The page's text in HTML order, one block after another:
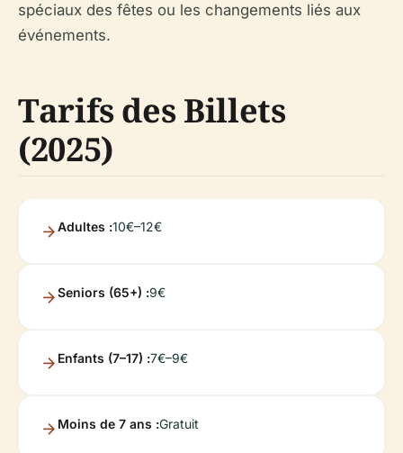
spéciaux des fêtes ou les changements liés aux
événements.
Tarifs des Billets
(2025)
Adultes :10€–12€
Seniors (65+) :9€
Enfants (7–17) :7€–9€
Moins de 7 ans :Gratuit